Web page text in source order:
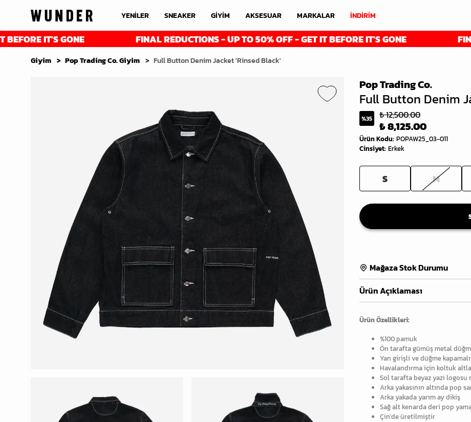
YENİLER SNEAKER GİYİM AKSESUAR MARKALAR İNDİRİM
GONE FINAL REDUCTIONS - UP TO 50% OFF - GET IT BEFORE IT'S GONE FINAL
Giyim Pop Trading Co. Giyim Full Button Denim Jacket 'Rinsed Black'
Pop Trading Co.
Full Button Denim
%35 ₺ 12,500.00
₺ 8,125.00
Ürün Kodu: POPAW25_03-011
Cinsiyet: Erkek
S M
Mağaza Stok Durumu
Ürün Açıklaması
Ürün Özellikleri:
%100 pamuk
Ön tarafta gümüş metal
Yan girişli ve düğme
Havalandırma için koltuk
Sol tarafta beyaz yazı logosu
Arka yakasının altında pop
Arka yakada yarım ay dikiş
Sağ alt kenarda deri pop
Çin'de üretilmiştir